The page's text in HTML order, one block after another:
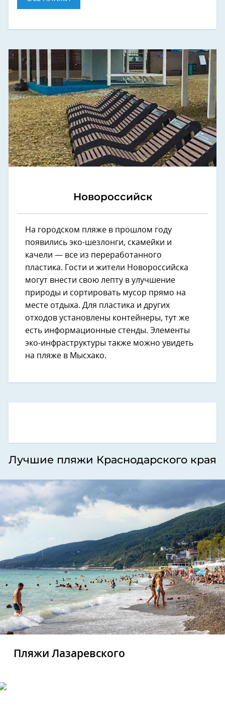
Новороссийск
На городском пляже в прошлом году
появились эко-шезлонги, скамейки и
качели — все из переработанного
пластика. Гости и жители Новороссийска
могут внести свою лепту в улучшение
природы и сортировать мусор прямо на
месте отдыха. Для пластика и других
отходов установлены контейнеры, тут же
есть информационные стенды. Элементы
эко-инфраструктуры также можно увидеть
на пляже в Мысхако.
Лучшие пляжи Краснодарского края
Пляжи Лазаревского